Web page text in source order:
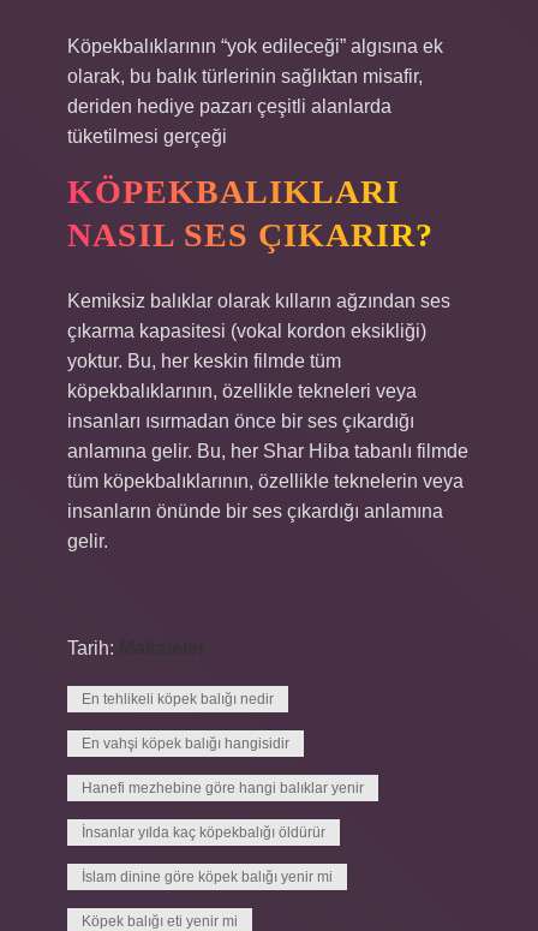
Köpekbalıklarının “yok edileceği” algısına ek
olarak, bu balık türlerinin sağlıktan misafir,
deriden hediye pazarı çeşitli alanlarda
tüketilmesi gerçeği
KÖPEKBALIKLARI
NASIL SES ÇIKARIR?
Kemiksiz balıklar olarak kılların ağzından ses
çıkarma kapasitesi (vokal kordon eksikliği)
yoktur. Bu, her keskin filmde tüm
köpekbalıklarının, özellikle tekneleri veya
insanları ısırmadan önce bir ses çıkardığı
anlamına gelir. Bu, her Shar Hiba tabanlı filmde
tüm köpekbalıklarının, özellikle teknelerin veya
insanların önünde bir ses çıkardığı anlamına
gelir.
Tarih:
En tehlikeli köpek balığı nedir
En vahşi köpek balığı hangisidir
Hanefi mezhebine göre hangi balıklar yenir
İnsanlar yılda kaç köpekbalığı öldürür
İslam dinine göre köpek balığı yenir mi
Köpek balığı eti yenir mi